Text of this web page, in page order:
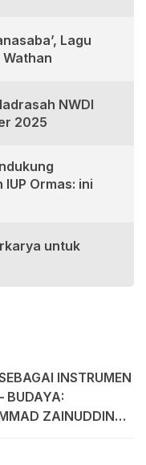
Lagu
NWDI
2025
Ormas: ini
untuk
INSTRUMEN
BUDAYA:
ZAINUDDIN